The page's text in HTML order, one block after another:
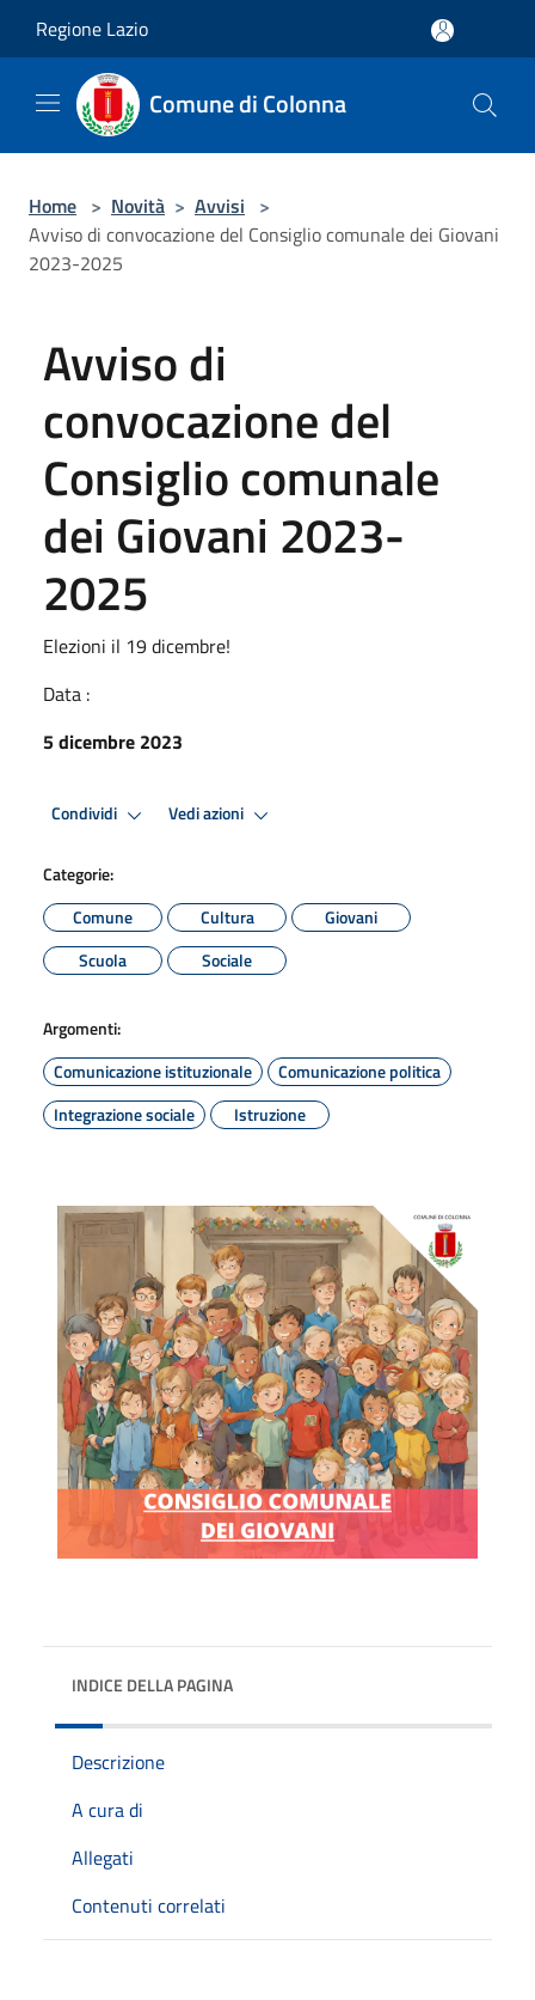
Regione Lazio
Comune di Colonna
Home > Novità > Avvisi >
Avviso di convocazione del Consiglio comunale dei Giovani
2023-2025
Avviso di
convocazione del
Consiglio comunale
dei Giovani 2023-
2025
Elezioni il 19 dicembre!
Data :
5 dicembre 2023
Condividi Vedi azioni
Categorie:
Comune
Cultura
Giovani
Scuola
Sociale
Argomenti:
Comunicazione istituzionale
Comunicazione politica
Integrazione sociale
Istruzione
INDICE DELLA PAGINA
Descrizione
A cura di
Allegati
Contenuti correlati